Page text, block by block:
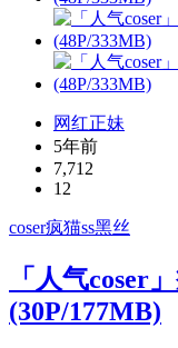
网红正妹
5年前
7,712
12
coser疯猫ss黑丝
「人气coser
(30P/177MB)